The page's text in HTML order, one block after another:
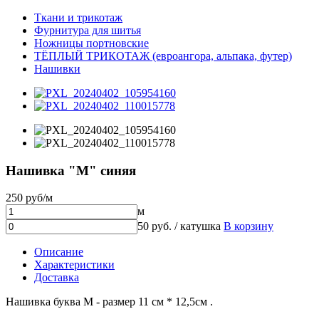
Ткани и трикотаж
Фурнитура для шитья
Ножницы портновские
ТЁПЛЫЙ ТРИКОТАЖ (евроангора, альпака, футер)
Нашивки
Нашивка "М" синяя
250 руб/м
м
50 руб. / катушка В корзину
Описание
Характеристики
Доставка
Нашивка буква М - размер 11 см * 12,5см .